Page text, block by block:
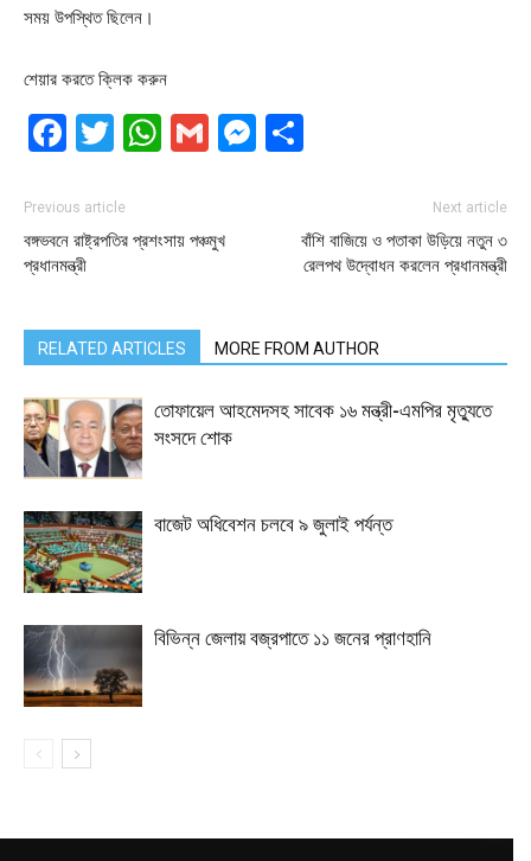
সময় উপস্থিত ছিলেন।
শেয়ার করতে ক্লিক করুন
Facebook
Twitter
WhatsApp
GmailMessenger
Previous article
বঙ্গভবনে রাষ্ট্রপতির প্রশংসায় পঞ্চমুখ
প্রধানমন্ত্রী
Next article
বাঁশি বাজিয়ে ও পতাকা উড়িয়ে নতুন ৩
রেলপথ উদ্বোধন করলেন প্রধানমন্ত্রী
RELATED ARTICLES MORE FROM AUTHOR
তোফায়েল আহমেদসহ সাবেক ১৬ মন্ত্রী-এমপির মৃত্যুতে
সংসদে শোক
বাজেট অধিবেশন চলবে ৯ জুলাই পর্যন্ত
বিভিন্ন জেলায় বজ্রপাতে ১১ জনের প্রাণহানি